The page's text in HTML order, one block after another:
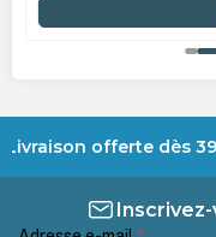
Livraison offerte dès